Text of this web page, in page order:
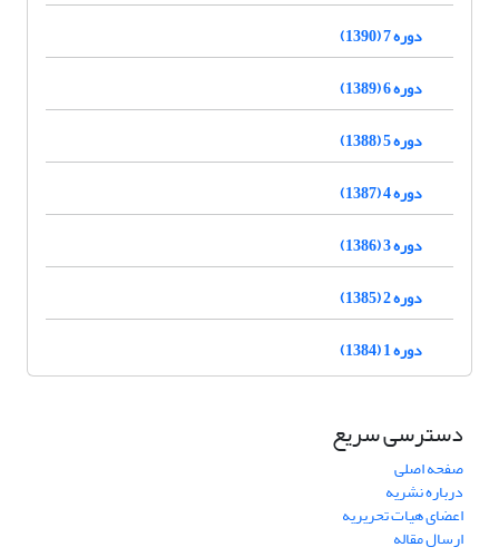
دوره 7 (1390)
دوره 6 (1389)
دوره 5 (1388)
دوره 4 (1387)
دوره 3 (1386)
دوره 2 (1385)
دوره 1 (1384)
دسترسی سریع
صفحه اصلی
درباره نشریه
اعضای هیات تحریریه
ارسال مقاله